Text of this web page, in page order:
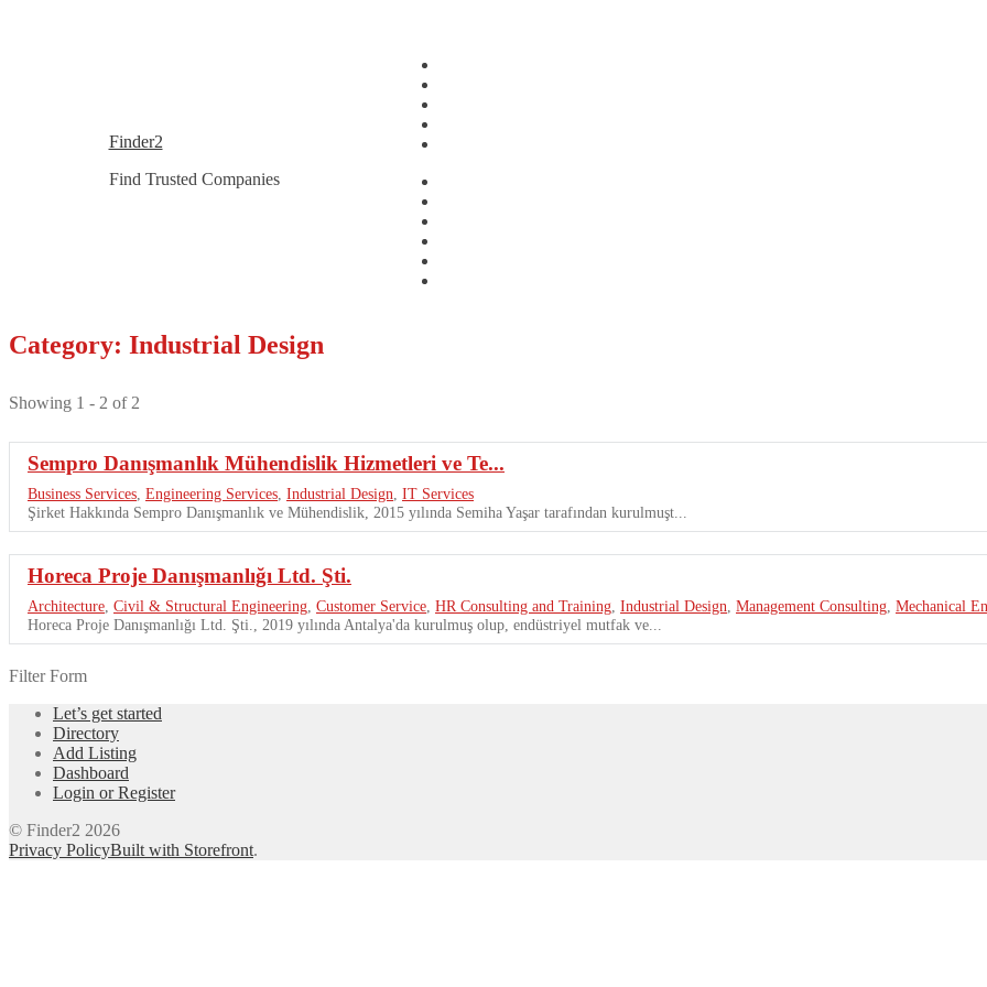
Skip
navigation
Skip
content
Finder2
Find Trusted Companies
Category: Industrial Design
Showing 1 - 2 of 2
Sempro Danışmanlık Mühendislik Hizmetleri ve Te...
Business Services Engineering Services Industrial Design IT Services
Şirket Hakkında Sempro Danışmanlık ve Mühendislik, 2015 yılında Semiha Yaşar tarafından kurulmuşt...
Horeca Proje Danışmanlığı Ltd. Şti.
Architecture Civil & Structural Engineering Customer Service HR Consulting and Training Industrial Design Management Consulting Mechanical
Horeca Proje Danışmanlığı Ltd. Şti., 2019 yılında Antalya'da kurulmuş olup, endüstriyel mutfak ve...
Filter Form
Let’s get started
Directory
Add Listing
Dashboard
Login or Register
© Finder2 2026
Privacy PolicyBuilt with Storefront.